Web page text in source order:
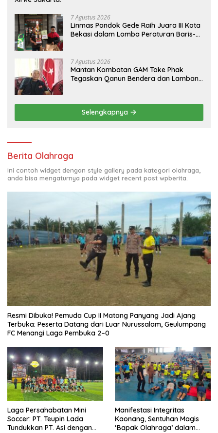
7 Agustus 2026
Linmas Pondok Gede Raih Juara III Kota
Bekasi dalam Lomba Peraturan Baris-
7 Agustus 2026
Mantan Kombatan GAM Toke Phak
Tegaskan Qanun Bendera dan Lambang
Selengkapnya
Berita Olahraga
Ini contoh widget dengan style gallery pada kategori olahraga,
anda bisa mengaturnya pada widget recent post wpberita.
Resmi Dibuka! Pemuda Cup II Matang Panyang Jadi Ajang
Terbuka: Peserta Datang dari Luar Nurussalam, Geulumpang
FC Menangi Laga Pembuka 2–0
Laga Persahabatan Mini
Soccer: PT. Teupin Lada
Tundukkan PT. Asi dengan
Manifestasi Integritas
Kaonang, Sentuhan Magis
‘Bapak Olahraga’ dalam